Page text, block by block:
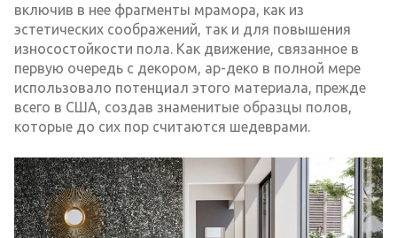
включив в нее фрагменты мрамора, как из
эстетических соображений, так и для повышения
износостойкости пола. Как движение, связанное в
первую очередь с декором, ар-деко в полной мере
использовало потенциал этого материала, прежде
всего в США, создав знаменитые образцы полов,
которые до сих пор считаются шедеврами.